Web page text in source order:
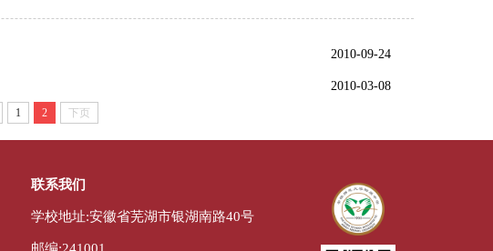
2010-09-24
2010-03-08
1 2 下页
联系我们
学校地址:安徽省芜湖市银湖南路40号